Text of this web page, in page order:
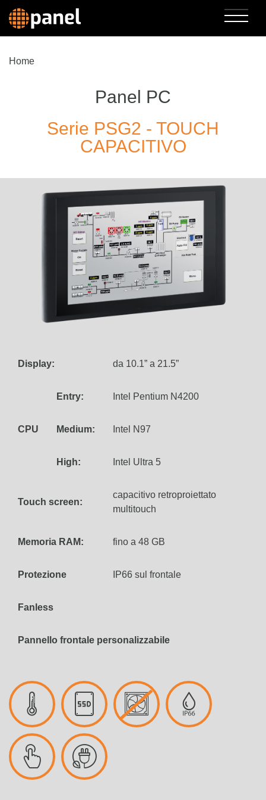
Home
Panel PC
Serie PSG2 - TOUCH
CAPACITIVO
Display: da 10.1” a 21.5”
CPU
Entry: Intel Pentium N4200
Medium: Intel N97
High: Intel Ultra 5
Touch screen:
capacitivo retroproiettato
multitouch
Memoria RAM: fino a 48 GB
Protezione IP66 sul frontale
Fanless
Pannello frontale personalizzabile